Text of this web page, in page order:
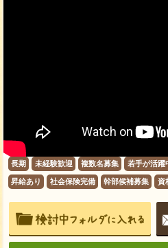
長期 未経験歓迎 複数名募集 若手が活躍
昇給あり 社会保険完備 幹部候補募集 資